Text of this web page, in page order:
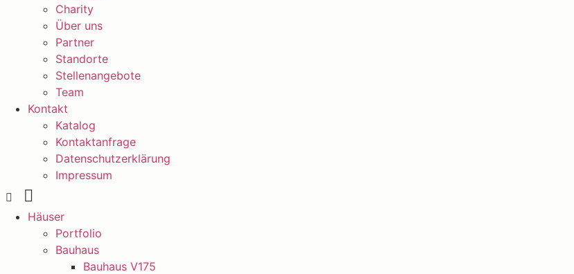
Charity
Über uns
Partner
Standorte
Stellenangebote
Team
Kontakt
Katalog
Kontaktanfrage
Datenschutzerklärung
Impressum
Häuser
Portfolio
Bauhaus
Bauhaus V175